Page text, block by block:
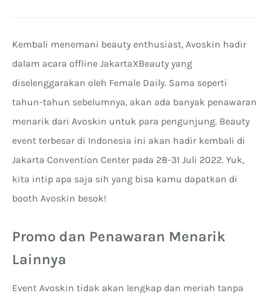
Kembali menemani beauty enthusiast, Avoskin hadir
dalam acara offline JakartaXBeauty yang
diselenggarakan oleh Female Daily. Sama seperti
tahun-tahun sebelumnya, akan ada banyak penawaran
menarik dari Avoskin untuk para pengunjung. Beauty
event terbesar di Indonesia ini akan hadir kembali di
Jakarta Convention Center pada 28-31 Juli 2022. Yuk,
kita intip apa saja sih yang bisa kamu dapatkan di
booth Avoskin besok!
Promo dan Penawaran Menarik
Lainnya
Event Avoskin tidak akan lengkap dan meriah tanpa